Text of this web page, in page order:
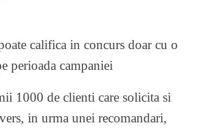
califica in concurs doar cu o
perioada campaniei
1000 de clienti care solicita si
in urma unei recomandari,